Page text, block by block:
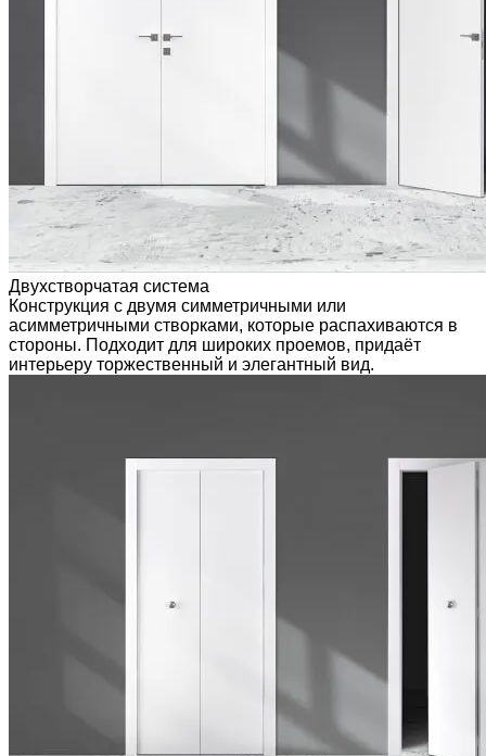
Двухстворчатая система
Конструкция с двумя симметричными или
асимметричными створками, которые распахиваются в
стороны. Подходит для широких проемов, придаёт
интерьеру торжественный и элегантный вид.